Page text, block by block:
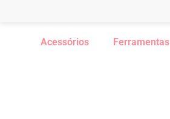
Acessórios Ferramentas